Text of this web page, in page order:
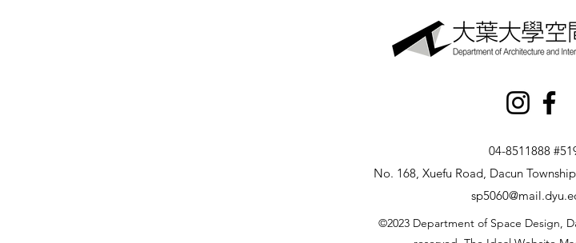
04-8511888
No. 168, Xuefu Road, Dacun
©2023 Department of Space Design,